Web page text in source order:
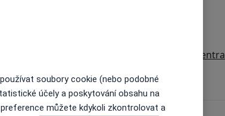
Fixní rovnátka: Doporučení specialisté a centra
soubory cookie (nebo podobné
účely a poskytování obsahu na
můžete kdykoli zkontrolovat a